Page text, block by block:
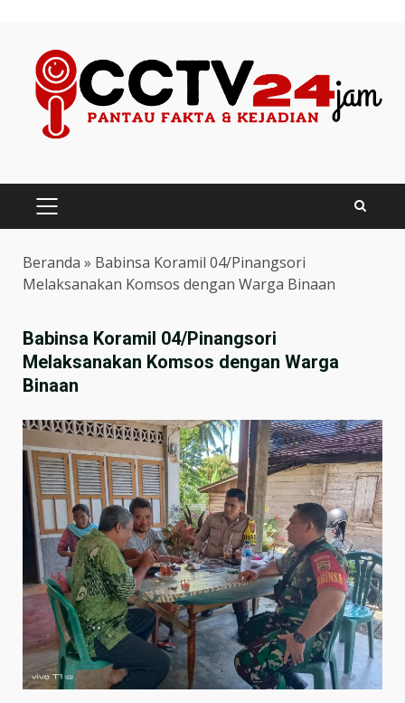
content
PRIMARY
MENU
Beranda » Babinsa Koramil 04/Pinangsori
Melaksanakan Komsos dengan Warga Binaan
Babinsa Koramil 04/Pinangsori
Melaksanakan Komsos dengan Warga
Binaan